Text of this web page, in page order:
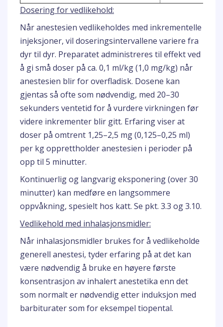
Dosering for vedlikehold:
Når anestesien vedlikeholdes med inkrementelle
injeksjoner, vil doseringsintervallene variere fra
dyr til dyr. Preparatet administreres til effekt ved
å gi små doser på ca. 0,1 ml/kg (1,0 mg/kg) når
anestesien blir for overfladisk. Dosene kan
gjentas så ofte som nødvendig, med 20–30
sekunders ventetid for å vurdere virkningen før
videre inkrementer blir gitt. Erfaring viser at
doser på omtrent 1,25–2,5 mg (0,125–0,25 ml)
per kg opprettholder anestesien i perioder på
opp til 5 minutter.
Kontinuerlig og langvarig eksponering (over 30
minutter) kan medføre en langsommere
oppvåkning, spesielt hos katt. Se pkt. 3.3 og 3.10.
Vedlikehold med inhalasjonsmidler:
Når inhalasjonsmidler brukes for å vedlikeholde
generell anestesi, tyder erfaring på at det kan
være nødvendig å bruke en høyere første
konsentrasjon av inhalert anestetika enn det
som normalt er nødvendig etter induksjon med
barbiturater som for eksempel tiopental.